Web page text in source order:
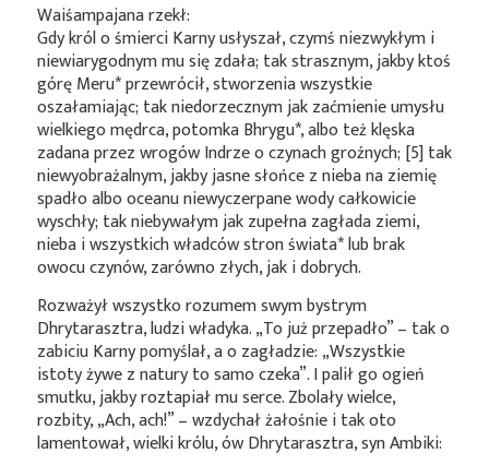
Waiśampajana rzekł:
Gdy król o śmierci Karny usłyszał, czymś niezwykłym i
niewiarygodnym mu się zdała; tak strasznym, jakby ktoś
góręMeru*przewrócił, stworzenia wszystkie
oszałamiając; tak niedorzecznym jak zaćmienie umysłu
wielkiego mędrca, potomkaBhrygu*, albo też klęska
zadana przez wrogów Indrze o czynach groźnych; [5] tak
niewyobrażalnym, jakby jasne słońce z nieba na ziemię
spadło albo oceanu niewyczerpane wody całkowicie
wyschły; tak niebywałym jak zupełna zagłada ziemi,
nieba i wszystkich władców stronświata*lub brak
owocu czynów, zarówno złych, jak i dobrych.
Rozważył wszystko rozumem swym bystrym
Dhrytarasztra, ludzi władyka. „To już przepadło” – tak o
zabiciu Karny pomyślał, a o zagładzie: „Wszystkie
istoty żywe z natury to samo czeka”. I palił go ogień
smutku, jakby roztapiał mu serce. Zbolały wielce,
rozbity, „Ach, ach!” – wzdychał żałośnie i tak oto
lamentował, wielki królu, ów Dhrytarasztra, syn Ambiki: